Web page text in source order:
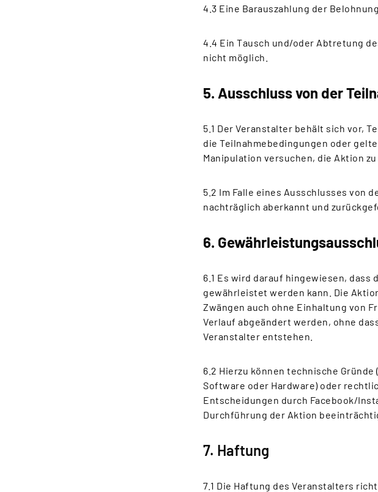
4.3 Eine Barauszahlung der
4.4 Ein Tausch und/oder Abtretung
nicht möglich.
5. Ausschluss von der
5.1 Der Veranstalter behält sich vor,
die Teilnahmebedingungen oder
Manipulation versuchen, die Aktion
5.2 Im Falle eines Ausschlusses von
nachträglich aberkannt und
6.
6.1 Es wird darauf hingewiesen,
gewährleistet werden kann. Die
Zwängen auch ohne Einhaltung von
Verlauf abgeändert werden, ohne
Veranstalter entstehen.
6.2 Hierzu können technische
Software oder Hardware) oder
Entscheidungen durch Facebook/
Durchführung der Aktion
7. Haftung
7.1 Die Haftung des Veranstalters